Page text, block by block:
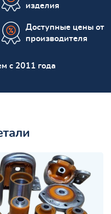
изделия
Доступные цены от
производителя
с 2011 года